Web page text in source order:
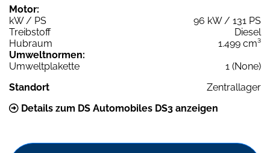
Motor:
kW / PS
96 kW / 131 PS
Treibstoff
Diesel
Hubraum
1.499 cm³
Umweltnormen:
Umweltplakette
1 (None)
Standort
Zentrallager
Details zum DS Automobiles DS3 anzeigen